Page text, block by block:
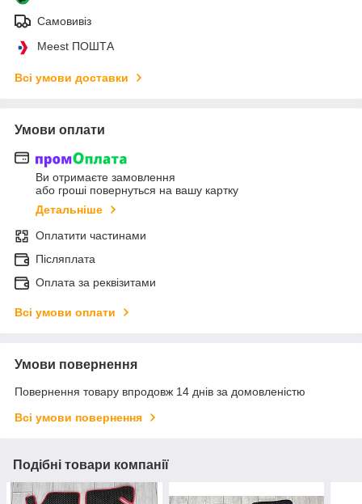
Самовивіз
Meest ПОШТА
Всі умови доставки
Умови оплати
Ви отримаєте замовлення
або гроші повернуться на вашу картку
Детальніше
Оплатити частинами
Післяплата
Оплата за реквізитами
Всі умови оплати
Умови повернення
Повернення товару впродовж 14 днів за домовленістю
Всі умови повернення
Подібні товари компанії